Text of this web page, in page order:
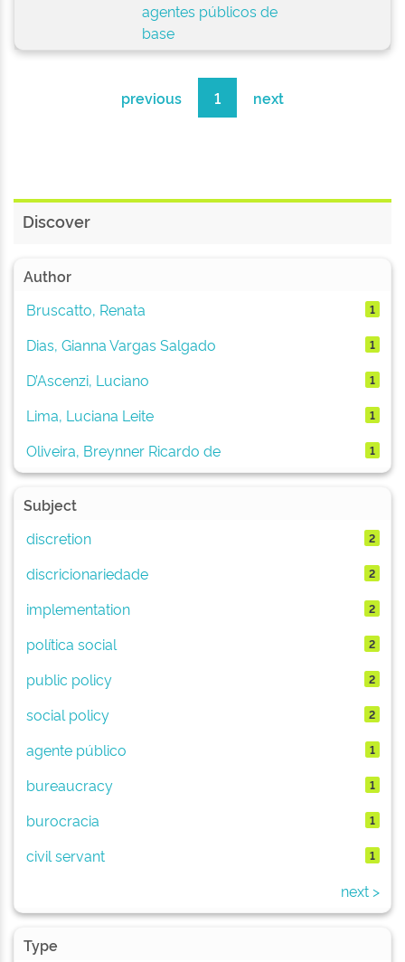
agentes públicos de
base
previous 1 next
Discover
Author
Bruscatto, Renata
1
Dias, Gianna Vargas Salgado 1
D’Ascenzi, Luciano 1
Lima, Luciana Leite 1
Oliveira, Breynner Ricardo de 1
Subject
discretion
2
discricionariedade 2
implementation 2
política social 2
public policy 2
social policy 2
agente público 1
bureaucracy 1
burocracia 1
civil servant 1
next >
Type